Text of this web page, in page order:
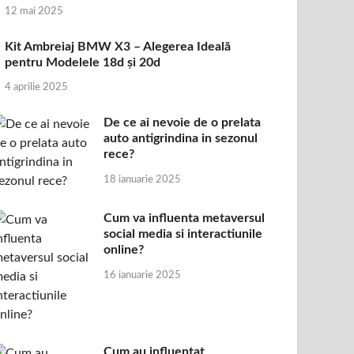
12 mai 2025
Kit Ambreiaj BMW X3 – Alegerea Ideală
pentru Modelele 18d și 20d
4 aprilie 2025
De ce ai nevoie de o prelata
auto antigrindina in sezonul
rece?
18 ianuarie 2025
Cum va influenta metaversul
social media si interactiunile
online?
16 ianuarie 2025